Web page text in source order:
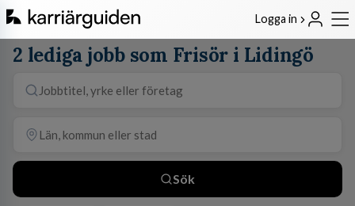
Logga in
2 lediga jobb som Frisör i Lidingö
Sök